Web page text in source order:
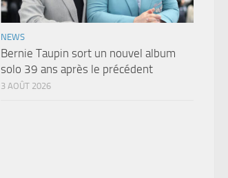
NEWS
Bernie Taupin sort un nouvel album
solo 39 ans après le précédent
3 AOÛT 2026